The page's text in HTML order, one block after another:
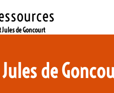
Jules de Goncourt
de